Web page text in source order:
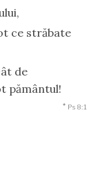
ce străbate
de
pământul!
* Ps 8:1